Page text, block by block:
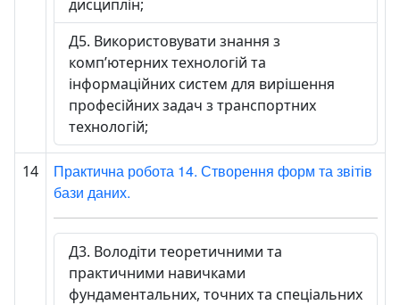
дисциплін;
Д5. Використовувати знання з
комп’ютерних технологій та
інформаційних систем для вирішення
професійних задач з транспортних
технологій;
14
Практична робота 14. Створення форм та звітів
бази даних.
Д3. Володіти теоретичними та
практичними навичками
фундаментальних, точних та спеціальних